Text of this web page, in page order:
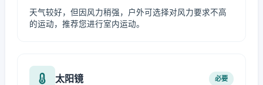
天气较好，但因风力稍强，户外可选择对风力要求不高
的运动，推荐您进行室内运动。
太阳镜 必要